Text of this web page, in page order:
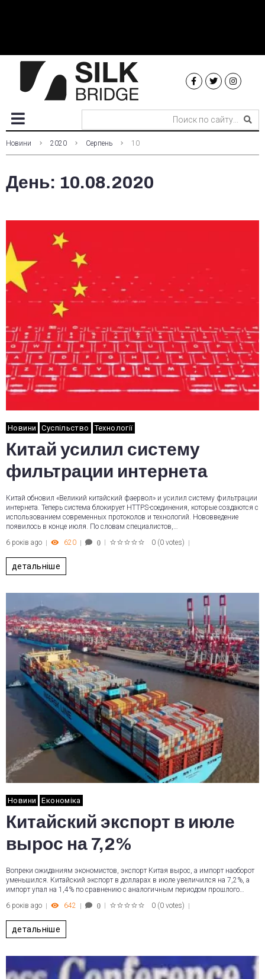
Новини 2020 Серпень 10
День: 10.08.2020
Новини Суспільство Технології
Китай усилил систему
фильтрации интернета
Китай обновил «Великий китайский фаервол» и усилил систему фильтрации
интернета. Теперь система блокирует HTTPS-соединения, которые создаются с
использованием современных протоколов и технологий. Нововведение
появилось в конце июля. По словам специалистов,…
6 років ago
620 0 0 (0 votes)
детальніше
Новини Економіка
Китайский экспорт в июле
вырос на 7,2%
Вопреки ожиданиям экономистов, экспорт Китая вырос, а импорт наоборот
уменьшился. Китайский экспорт в долларах в июле увеличился на 7,2%, а
импорт упал на 1,4% по сравнению с аналогичным периодом прошлого…
6 років ago
642 0 0 (0 votes)
детальніше